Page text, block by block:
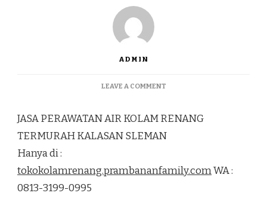
ADMIN
LEAVE A COMMENTON
AIR
KOLAM
KALASAN
SLEMAN
JASA PERAWATAN AIR KOLAM RENANG
TERMURAH KALASAN SLEMAN
Hanya di :
tokokolamrenang.prambananfamily.comWA :
0813-3199-0995